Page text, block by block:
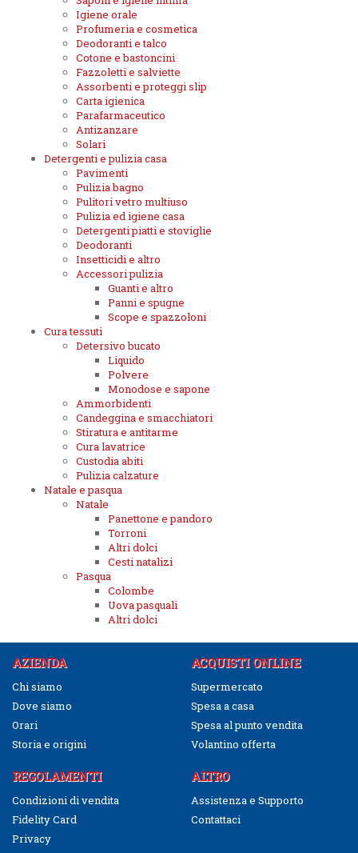
Igiene orale
Profumeria e cosmetica
Deodoranti e talco
Cotone e bastoncini
Fazzoletti e salviette
Assorbenti e proteggi slip
Carta igienica
Parafarmaceutico
Antizanzare
Solari
Detergenti e pulizia casa
Pavimenti
Pulizia bagno
Pulitori vetro multiuso
Pulizia ed igiene casa
Detergenti piatti e stoviglie
Deodoranti
Insetticidi e altro
Accessori pulizia
Guanti e altro
Panni e spugne
Scope e spazzoloni
Cura tessuti
Detersivo bucato
Liquido
Polvere
Monodose e sapone
Ammorbidenti
Candeggina e smacchiatori
Stiratura e antitarme
Cura lavatrice
Custodia abiti
Pulizia calzature
Natale e pasqua
Natale
Panettone e pandoro
Torroni
Altri dolci
Cesti natalizi
Pasqua
Colombe
Uova pasquali
Altri dolci
AZIENDA
Chi siamo
Dove siamo
Orari
Storia e origini
ACQUISTI ONLINE
Supermercato
Spesa a casa
Spesa al punto vendita
Volantino offerta
REGOLAMENTI
Condizioni di vendita
Fidelity Card
Privacy
ALTRO
Assistenza e Supporto
Contattaci